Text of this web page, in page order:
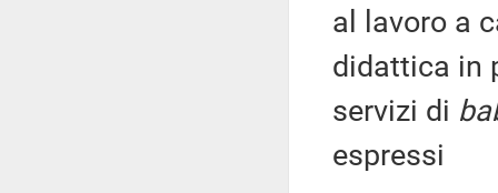
al lavoro a
didattica in
servizi di
espressi